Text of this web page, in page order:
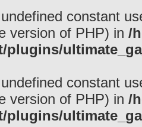
constant
version of PHP) in /
plugins/
constant
version of PHP) in /
plugins/